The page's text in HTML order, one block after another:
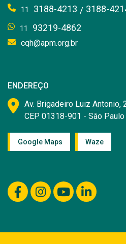
11 3188-4213 / 3188-
11 93219-4862
cqh@apm.org.br
ENDEREÇO
Av. Brigadeiro Luiz Antonio,
CEP 01318-901 - São
Google Maps Waze